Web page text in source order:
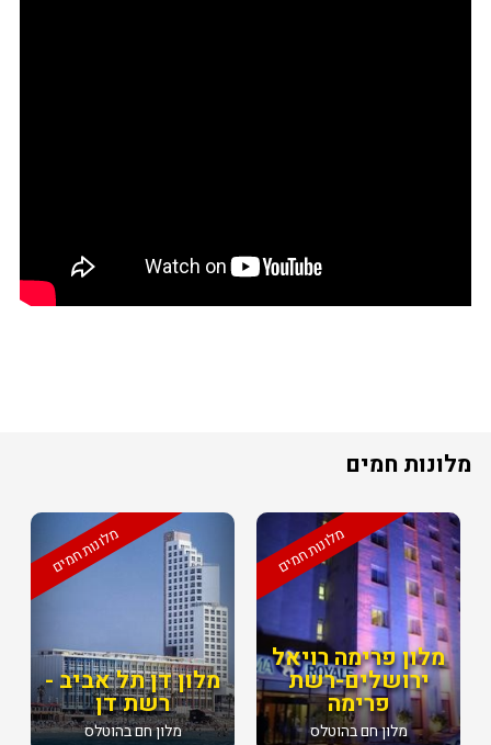
מלונות חמים
מלונות חמים
מלון דן תל אביב -
רשת דן
מלון חם בהוטלס
מלונות חמים
מלון פרימה רויאל
ירושלים-רשת
פרימה
מלון חם בהוטלס